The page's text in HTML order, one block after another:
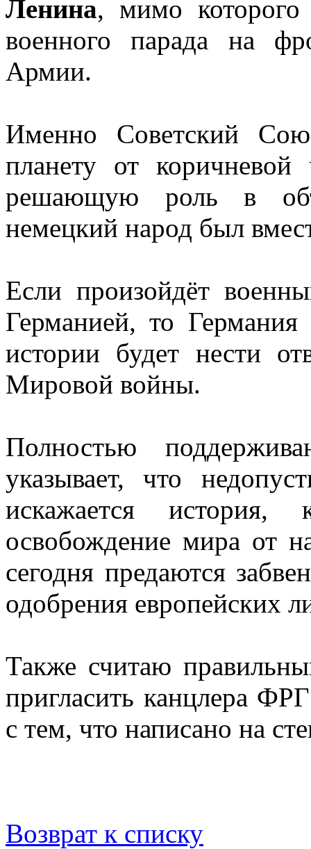
Ленина, мимо
военного парада на
Армии.
Именно Советский
планету от
решающую роль в
немецкий народ был
Если произойдёт
Германией, то
истории будет нести
Мировой войны.
Полностью
указывает, что
искажается
освобождение мира от
сегодня предаются
одобрения европейских
Также считаю
пригласить канцлера
с тем, что написано на
Возврат к списку